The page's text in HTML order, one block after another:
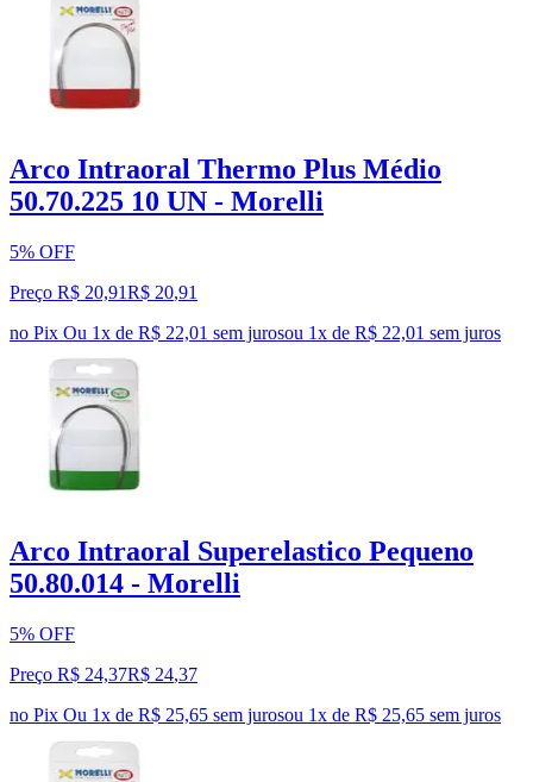
Arco Intraoral Thermo Plus Médio
50.70.225 10 UN - Morelli
5% OFF
Preço R$ 20,91R$ 20,91
no Pix Ou 1x de R$ 22,01 sem jurosou 1x de R$ 22,01 sem juros
Arco Intraoral Superelastico Pequeno
50.80.014 - Morelli
5% OFF
Preço R$ 24,37R$ 24,37
no Pix Ou 1x de R$ 25,65 sem jurosou 1x de R$ 25,65 sem juros